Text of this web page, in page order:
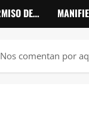
DE…
Nos comentan por